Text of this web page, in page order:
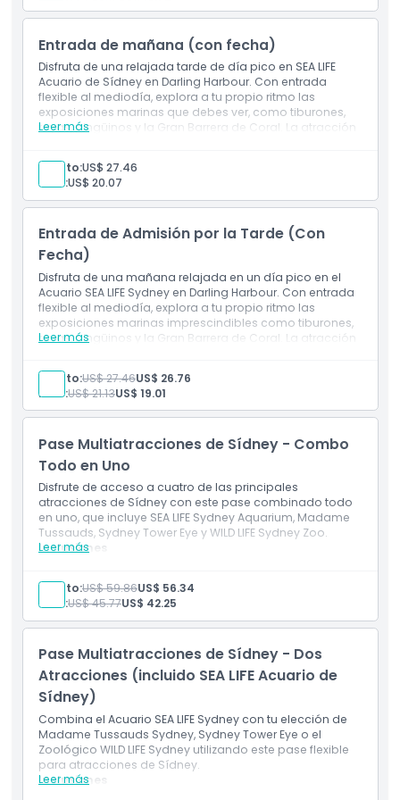
Exclusiones
No Adecuado Para
Cosas a Saber
Ubicación
Cómo Llegar
Un pase Digi Photo (acceso a 8 fotos digitales)
Entrada de mañana (con fecha)
Disfruta de una relajada tarde de día pico en SEA LIFE
Acuario de Sídney en Darling Harbour. Con entrada
flexible al mediodía, explora a tu propio ritmo las
exposiciones marinas que debes ver, como tiburones,
rayas, pingüinos y la Gran Barrera de Coral. La atracción
ruedas.
Leer más
Inclusiones
Entrada para la tarde en día pico
Entrada flexible desde el mediodía para una visita
Acceso a todas las exhibiciones marinas principales
Instalaciones accesibles para sillas de ruedas
Adulto:US$ 27.46
Niño:US$ 20.07
Entrada de Admisión por la Tarde (Con
Fecha)
Disfruta de una mañana relajada en un día pico en el
Acuario SEA LIFE Sydney en Darling Harbour. Con entrada
flexible al mediodía, explora a tu propio ritmo las
exposiciones marinas imprescindibles como tiburones,
rayas, pingüinos y la Gran Barrera de Coral. La atracción
todos los visitantes.
Leer más
Inclusiones
Entrada para la tarde en día pico
Entrada flexible desde el mediodía para una visita
Acceso a todas las exhibiciones marinas principales
Instalaciones accesibles para sillas de ruedas
Adulto:US$ 27.46US$ 26.76
Niño:US$ 21.13US$ 19.01
Pase Multiatracciones de Sídney - Combo
Todo en Uno
Disfrute de acceso a cuatro de las principales
atracciones de Sídney con este pase combinado todo
en uno, que incluye SEA LIFE Sydney Aquarium, Madame
Tussauds, Sydney Tower Eye y WILD LIFE Sydney Zoo.
Leer más
Inclusiones
Entrada a Madame Tussauds Sydney
Acceso a Sydney Tower Eye
Entrada al Zoológico WILD LIFE Sydney
Visitas flexibles a las atracciones dentro de los 60
Pase de múltiples atracciones para turismo en
Sydney ideal para familias y turistas
Adulto:US$ 59.86US$ 56.34
Niño:US$ 45.77US$ 42.25
Pase Multiatracciones de Sídney - Dos
Atracciones (incluido SEA LIFE Acuario de
Sídney)
Combina el Acuario SEA LIFE Sydney con tu elección de
Madame Tussauds Sydney, Sydney Tower Eye o el
Zoológico WILD LIFE Sydney utilizando este pase flexible
para atracciones de Sídney.
Leer más
Inclusiones